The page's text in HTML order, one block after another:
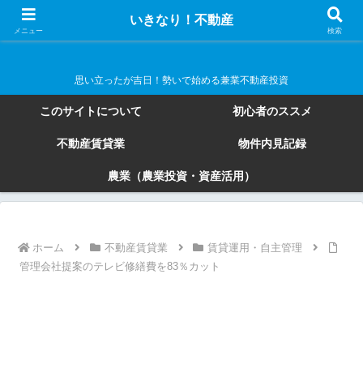
いきなり！不動産
思い立ったが吉日！勢いで始める兼業不動産投資
このサイトについて 初心者のススメ
不動産賃貸業 物件内見記録
農業（農業投資・資産活用）
ホーム 不動産賃貸業
賃貸運用・自主管理
管理会社提案のテレビ修繕費を83％カット
メニュー
いきなり！不動産
検索